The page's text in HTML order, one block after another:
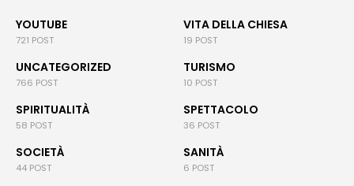
YOUTUBE
721 POST
VITA DELLA CHIESA
19 POST
UNCATEGORIZED
766 POST
TURISMO
10 POST
SPIRITUALITÀ
58 POST
SPETTACOLO
36 POST
SOCIETÀ
44 POST
SANITÀ
6 POST